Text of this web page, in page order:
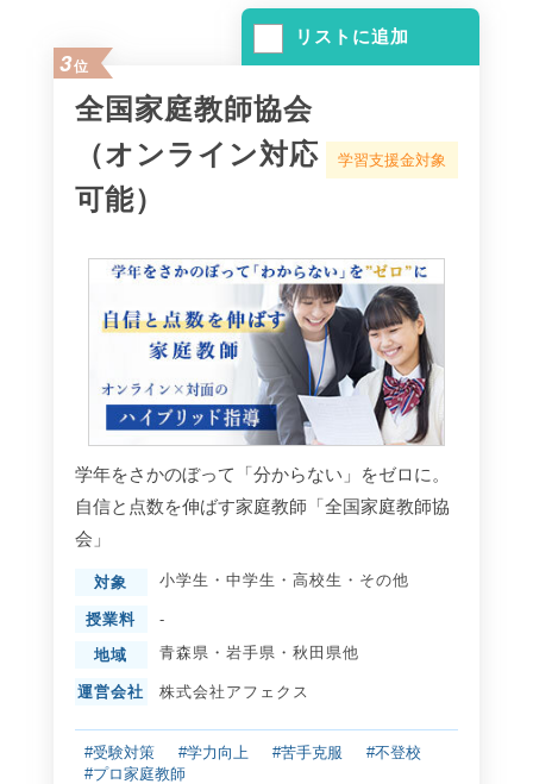
リストに追加
3位
全国家庭教師協会
（オンライン対応
可能）
学習支援金対象
学年をさかのぼって「分からない」をゼロに。
自信と点数を伸ばす家庭教師「全国家庭教師協
会」
対象 小学生 ・ 中学生 ・ 高校生 ・ その他
授業料 -
地域 青森県 ・ 岩手県 ・ 秋田県他
運営会社 株式会社アフェクス
#受験対策 #学力向上 #苦手克服
#不登校
#プロ家庭教師